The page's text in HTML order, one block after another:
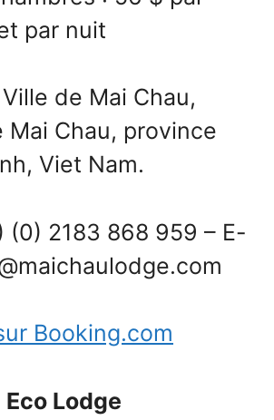
par nuit
de Mai Chau,
Chau, province
Viet Nam.
(0) 2183 868 959 – E-
Booking.com
Lodge